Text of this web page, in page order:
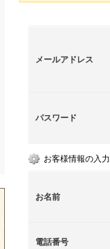
メールアドレス
パスワード
お客様情報の入力
お名前
電話番号